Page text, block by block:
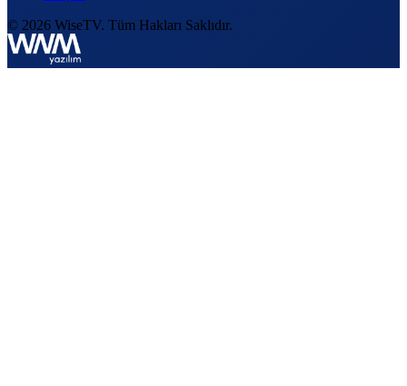
© 2026 WiseTV. Tüm Hakları Saklıdır.